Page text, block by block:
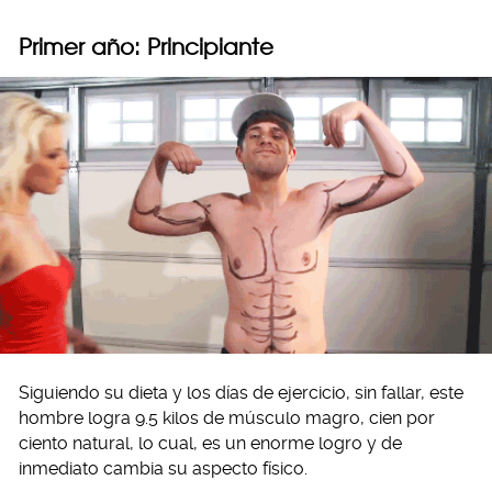
Primer año: Principiante
Siguiendo su dieta y los días de ejercicio, sin fallar, este
hombre logra 9.5 kilos de músculo magro, cien por
ciento natural, lo cual, es un enorme logro y de
inmediato cambia su aspecto físico.